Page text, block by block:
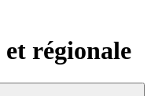
régionale